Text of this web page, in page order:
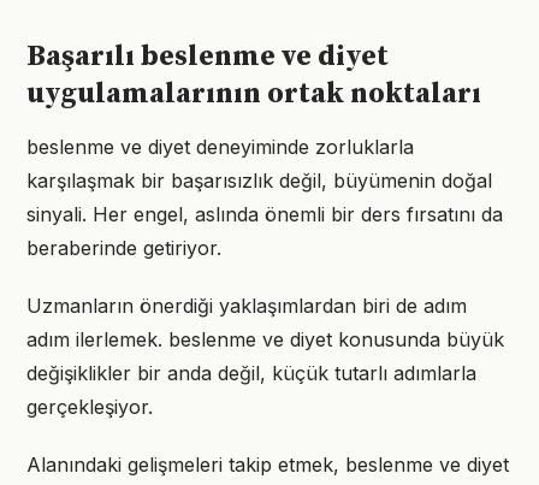
Başarılı beslenme ve diyet
uygulamalarının ortak noktaları
beslenme ve diyet deneyiminde zorluklarla
karşılaşmak bir başarısızlık değil, büyümenin doğal
sinyali. Her engel, aslında önemli bir ders fırsatını da
beraberinde getiriyor.
Uzmanların önerdiği yaklaşımlardan biri de adım
adım ilerlemek. beslenme ve diyet konusunda büyük
değişiklikler bir anda değil, küçük tutarlı adımlarla
gerçekleşiyor.
Alanındaki gelişmeleri takip etmek, beslenme ve diyet